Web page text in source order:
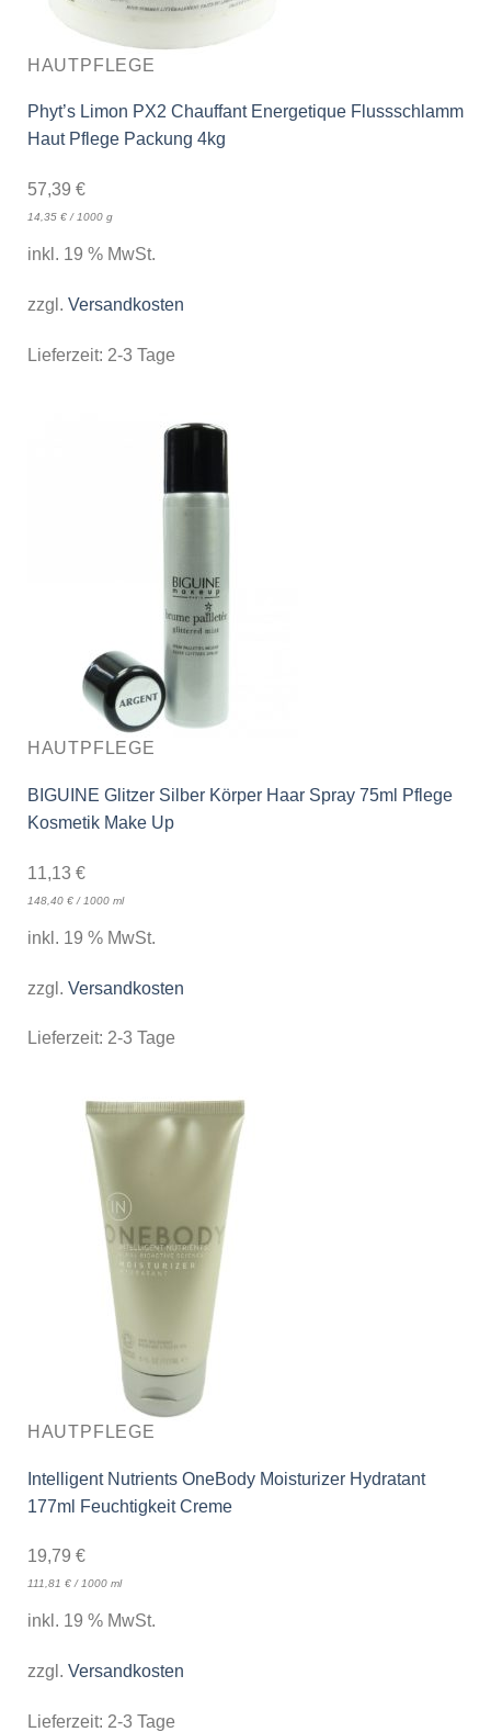
HAUTPFLEGE
Phyt’s Limon PX2 Chauffant Energetique Flussschlamm
Haut Pflege Packung 4kg
57,39 €
14,35 €/1000 g
inkl. 19 % MwSt.
zzgl. Versandkosten
Lieferzeit: 2-3 Tage
HAUTPFLEGE
BIGUINE Glitzer Silber Körper Haar Spray 75ml Pflege
Kosmetik Make Up
11,13 €
148,40 €/ 1000 ml
inkl. 19 % MwSt.
zzgl. Versandkosten
Lieferzeit: 2-3 Tage
HAUTPFLEGE
Intelligent Nutrients OneBody Moisturizer Hydratant
177ml Feuchtigkeit Creme
19,79 €
111,81 €/1000 ml
inkl. 19 % MwSt.
zzgl. Versandkosten
Lieferzeit: 2-3 Tage